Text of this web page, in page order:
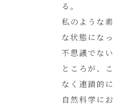
る。
私のような
な状態にな
不思議でな
ところが、
なく連鎖的
自然科学に